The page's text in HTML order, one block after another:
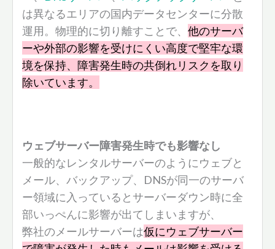
は異なるエリアの国内データセンターに分散
運用。物理的に切り離すことで、 他のサーバ
ーや外部の影響を受けにくい高度で堅牢な環
境を保持、障害発生時の共倒れリスクを取り
除いています。
ウェブサーバー障害発生時でも影響なし
一般的なレンタルサーバーのようにウェブと
メール、バックアップ、DNSが同一のサーバ
ー領域に入っているとサーバーダウン時に全
部いっぺんに影響が出てしまいますが、
弊社のメールサーバーは仮にウェブサーバー